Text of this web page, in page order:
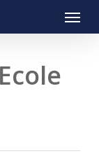
Menu